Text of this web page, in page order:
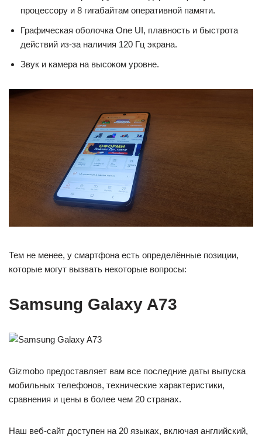
процессору и 8 гигабайтам оперативной памяти.
Графическая оболочка One UI, плавность и быстрота
действий из-за наличия 120 Гц экрана.
Звук и камера на высоком уровне.
Тем не менее, у смартфона есть определённые позиции,
которые могут вызвать некоторые вопросы:
Samsung Galaxy A73
Gizmobo предоставляет вам все последние даты выпуска
мобильных телефонов, технические характеристики,
сравнения и цены в более чем 20 странах.
Наш веб-сайт доступен на 20 языках, включая английский,